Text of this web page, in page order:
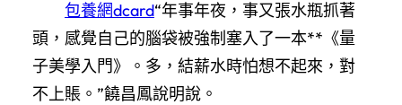
包養網dcard“年事年夜，事又張水瓶抓著
頭，感覺自己的腦袋被強制塞入了一本**《量
子美學入門》。多，結薪水時怕想不起來，對
不上賬。”饒昌鳳說明說。